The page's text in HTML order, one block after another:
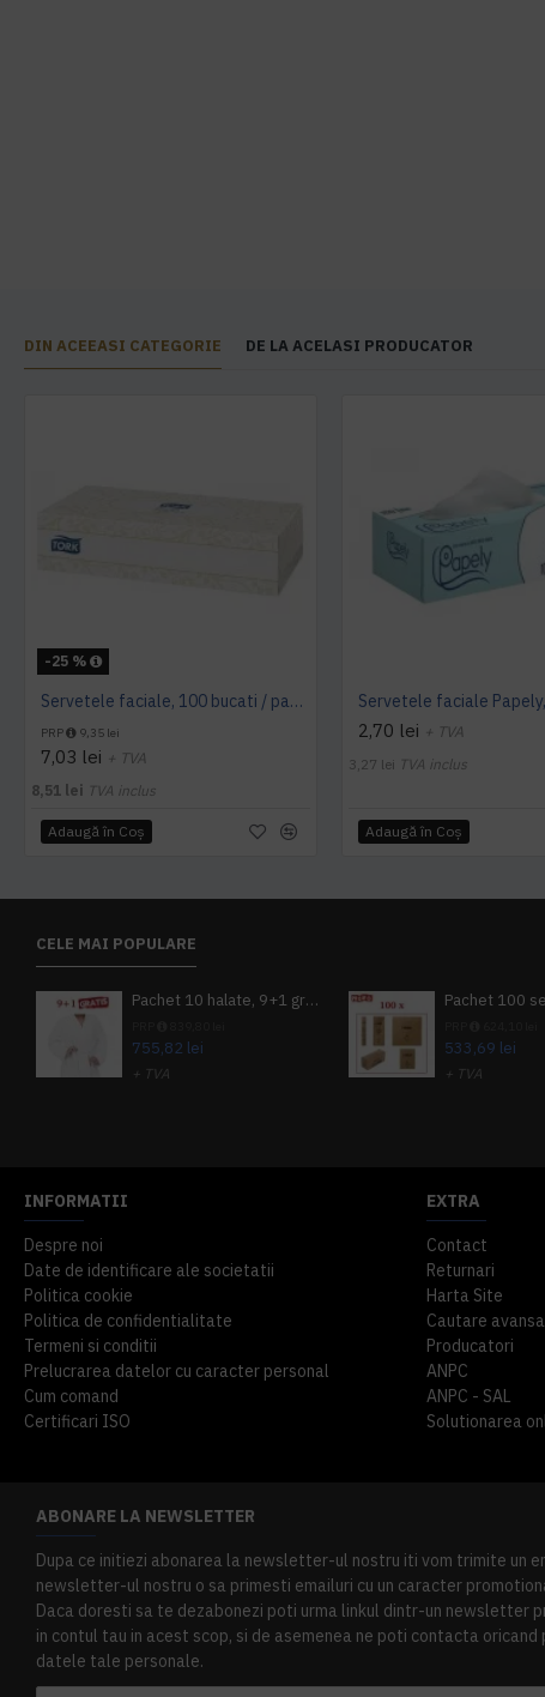
DIN ACEEASI CATEGORIE DE LA ACELASI PRODUCATOR
-25 %
Servetele faciale, 100 bucati / pachet, Tork
PRP 9,35 lei
7,03 lei + TVA
8,51 lei TVA inclus
Adaugă în Coş
2,70 lei + TVA
3,27 lei TVA inclus
Adaugă în Coş
CELE MAI POPULARE
Pachet 10 halate, 9+1 gratuit
755,82 lei
+ TVA
533,69 lei
+ TVA
INFORMATII
Despre noi
Date de identificare ale societatii
Politica cookie
Politica de confidentialitate
Termeni si conditii
Prelucrarea datelor cu caracter personal
Cum comand
Certificari ISO
EXTRA
Contact
Returnari
Harta Site
Cautare
Producatori
ANPC
ANPC - SAL
Solutionarea
ABONARE LA NEWSLETTER
Dupa ce initiezi abonarea la newsletter-ul nostru iti vom trimite un
newsletter-ul nostru o sa primesti emailuri cu un caracter
Daca doresti sa te dezabonezi poti urma linkul dintr-un newsletter
in contul tau in acest scop, si de asemenea ne poti contacta
datele tale personale.